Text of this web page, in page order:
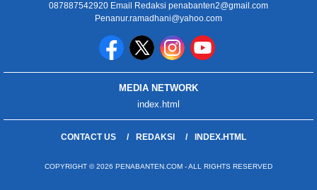
087887542920 Email Redaksi penabanten2@gmail.com
Penanur.ramadhani@yahoo.com
MEDIA NETWORK
index.html
CONTACT US REDAKSI INDEX.HTML
COPYRIGHT © 2026 PENABANTEN.COM - ALL RIGHTS RESERVED